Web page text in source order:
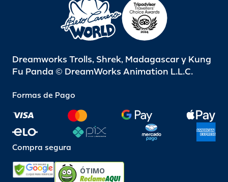
Dreamworks Trolls, Shrek, Madagascar y Kung
Fu Panda © DreamWorks Animation L.L.C.
Formas de Pago
Compra segura
ÓTIMO